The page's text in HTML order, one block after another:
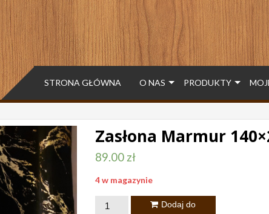
STRONA GŁÓWNA O NAS PRODUKTY
Zasłona Marmur
89.00 zł
4 w magazynie
ilość
Dodaj do